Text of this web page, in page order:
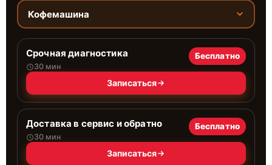
Кофемашина
Срочная диагностика
30 мин
Бесплатно
Записаться
Доставка в сервис и обратно
30 мин
Бесплатно
Записаться